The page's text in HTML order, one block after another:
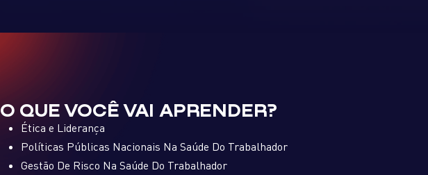
O QUE VOCÊ VAI APRENDER?
Ética e Liderança
Políticas Públicas Nacionais Na Saúde Do Trabalhador
Gestão De Risco Na Saúde Do Trabalhador